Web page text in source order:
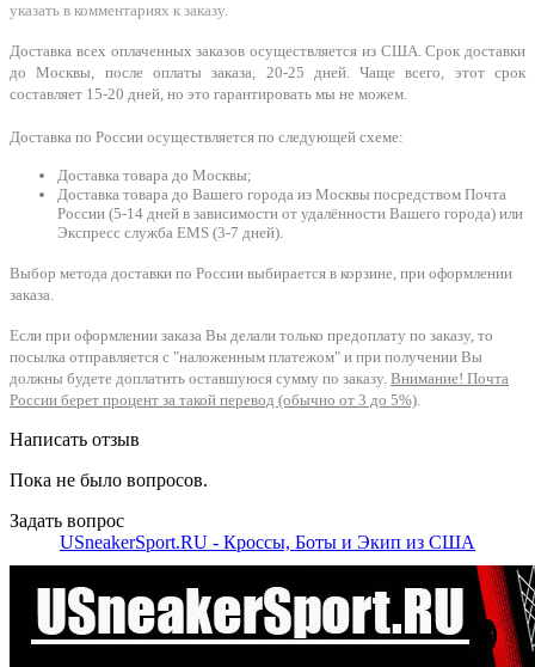
указать в комментариях к заказу.
Доставка всех оплаченных заказов осуществляется из США. Срок доставки
до Москвы, после оплаты заказа, 20-25 дней. Чаще всего, этот срок
составляет 15-20 дней, но это гарантировать мы не можем.
Доставка по России осуществляется по следующей схеме:
Доставка товара до Москвы;
Доставка товара до Вашего города из Москвы посредством Почта
России (5-14 дней в зависимости от удалённости Вашего города) или
Экспресс служба EMS (3-7 дней).
Выбор метода доставки по России выбирается в корзине, при оформлении
заказа.
Если при оформлении заказа Вы делали только предоплату по заказу, то
посылка отправляется с "наложенным платежом" и при получении Вы
должны будете доплатить оставшуюся сумму по заказу. Внимание! Почта
России берет процент за такой перевод (обычно от 3 до 5%).
Написать отзыв
Пока не было вопросов.
Задать вопрос
USneakerSport.RU - Кроссы, Боты и Экип из США